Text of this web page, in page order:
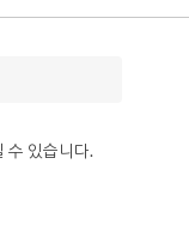
수 있습니다.